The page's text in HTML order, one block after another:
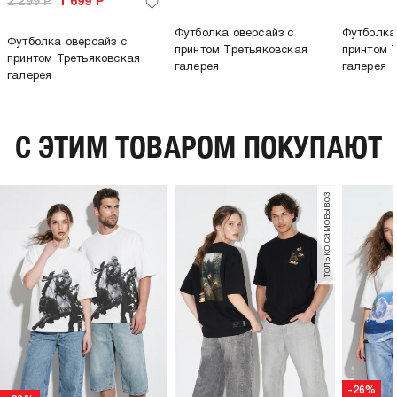
2 299Р 1 699 Р
Футболка оверсайз с
принтом Третьяковская
галерея
Футболка оверсайз с
принтом Третьяковская
галерея
принтом
галерея
C ЭТИМ ТОВАРОМ ПОКУПАЮТ
только самовывоз
-26%